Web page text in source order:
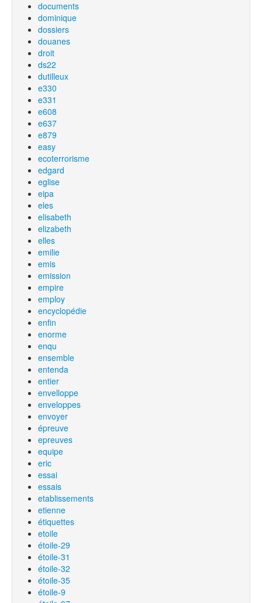
documents
dominique
dossiers
douanes
droit
ds22
dutilleux
e330
e331
e608
e637
e879
easy
ecoterrorisme
edgard
eglise
eipa
eles
elisabeth
elizabeth
elles
emilie
emis
emission
empire
employ
encyclopédie
enfin
enorme
enqu
ensemble
entenda
entier
envelloppe
enveloppes
envoyer
épreuve
epreuves
equipe
eric
essai
essais
etablissements
etienne
étiquettes
etoile
étoile-29
étoile-31
étoile-32
étoile-35
étoile-9